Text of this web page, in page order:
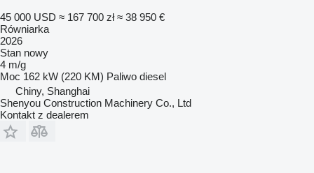
45 000 USD ≈ 167 700 zł ≈ 38 950 €
Równiarka
2026
Stan nowy
4 m/g
Moc 162 kW (220 KM) Paliwo diesel
Chiny, Shanghai
Shenyou Construction Machinery Co., Ltd
Kontakt z dealerem